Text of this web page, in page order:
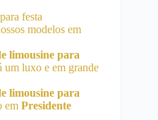
festa
modelos em
limousine para
um luxo e em grande
limousine para
em Presidente